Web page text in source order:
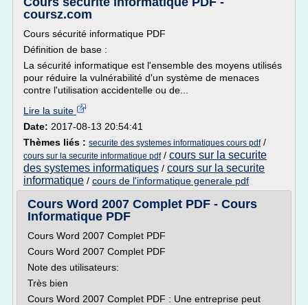
coursz.com
Cours sécurité informatique PDF
Définition de base :
La sécurité informatique est l'ensemble des moyens utilisés
pour réduire la vulnérabilité d'un système de menaces
contre l'utilisation accidentelle ou de...
Lire la suite
Date: 2017-08-13 20:54:41
Thèmes liés : securite des systemes informatiques cours pdf/
cours sur la securite informatique pdf/ cours sur la securite
des systemes informatiques / cours sur la securite
informatique / cours de l'informatique generale pdf
Cours Word 2007 Complet PDF - Cours
Informatique PDF
Cours Word 2007 Complet PDF
Cours Word 2007 Complet PDF
Note des utilisateurs:
Très bien
Cours Word 2007 Complet PDF : Une entreprise peut